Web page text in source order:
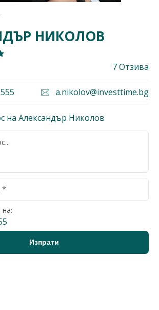
НИКОЛОВ
7 Отзива
a.nikolov@investtime.bg
на Александър Николов